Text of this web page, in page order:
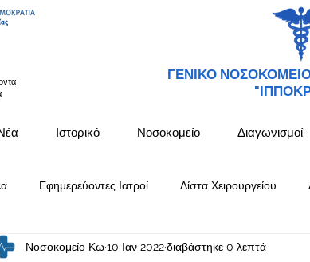
ΓΕΝΙΚΟ
Ιστορικό Νοσοκομείο Διαγωνισμοί
Εφημερεύοντες Ιατροί Λίστα Χειρουργείου
Θέσεων
Νοσοκομείο Κω10 Ιαν 2022διαβάστηκε 0 λεπτά